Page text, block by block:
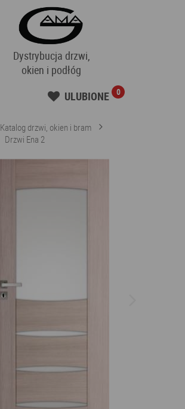
Dystrybucja drzwi,
okien i podłóg
ULUBIONE 0
Katalog drzwi, okien i bram
Drzwi Ena 2